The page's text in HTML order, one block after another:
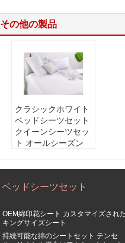
その他の製品
クラシックホワイト
ベッドシーツセット
クイーンシーツセッ
ト オールシーズン
の季節
ねじれに耐える 薄れ
に耐える
含める:1 床 床 床
ベッドシーツセット
OEM綿印花シート カスタマイズされ
キングサイズシート
持続可能な綿のシートセット テンセ